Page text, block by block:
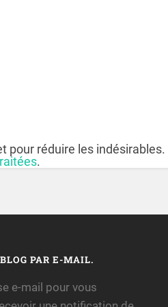
pour réduire les indésirables.
.
PAR E-MAIL.
e-mail pour vous